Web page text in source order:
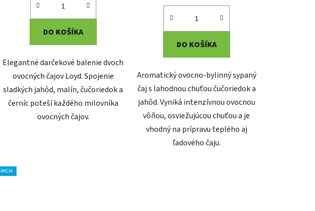
DO KOŠÍKA
Elegantné darčekové balenie dvoch
ovocných čajov Loyd. Spojenie
sladkých jahôd, malín, čučoriedok a
černíc poteší každého milovníka
ovocných čajov.
DO KOŠÍKA
Aromatický ovocno-bylinný sypaný
čaj s lahodnou chuťou čučoriedok a
jahôd. Vyniká intenzívnou ovocnou
vôňou, osviežujúcou chuťou a je
vhodný na prípravu teplého aj
ľadového čaju.
AKCIA